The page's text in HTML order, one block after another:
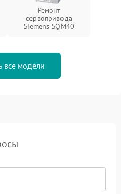
Ремонт
сервопривода
Siemens SQM40
все модели